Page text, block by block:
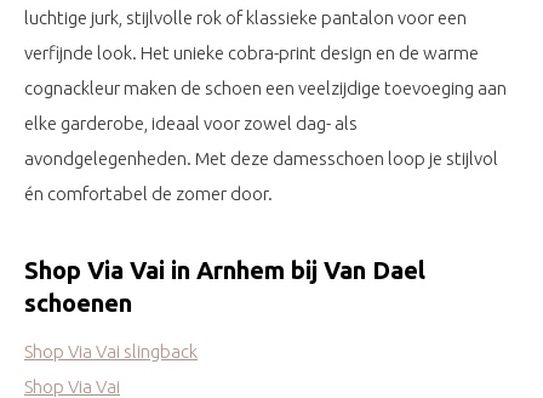
luchtige jurk, stijlvolle rok of klassieke pantalon voor een
verfijnde look. Het unieke cobra-print design en de warme
cognackleur maken de schoen een veelzijdige toevoeging aan
elke garderobe, ideaal voor zowel dag- als
avondgelegenheden. Met deze damesschoen loop je stijlvol
én comfortabel de zomer door.
Shop Via Vai in Arnhem bij Van Dael
schoenen
Shop Via Vai slingback
Shop Via Vai